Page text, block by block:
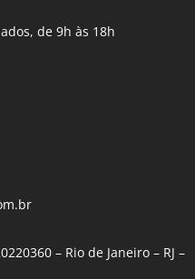
de 9h às 18h
– Rio de Janeiro – RJ –